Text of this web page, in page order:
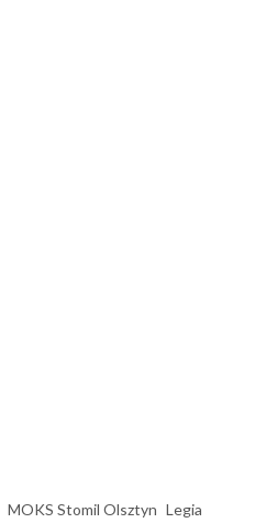
MOKS Stomil Olsztyn Legia